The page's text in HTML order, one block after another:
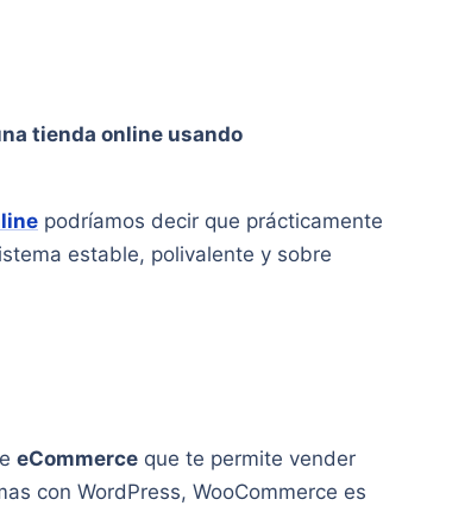
tienda online usando
podríamos decir que prácticamente
estable, polivalente y sobre
eCommerce que te permite vender
con WordPress, WooCommerce es